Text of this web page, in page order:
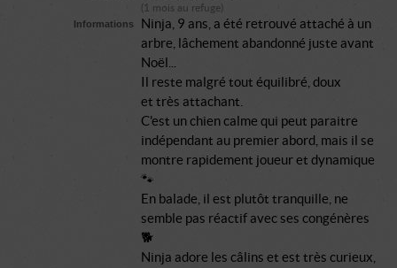
(1 mois au refuge)
Informations
Ninja, 9 ans, a été retrouvé attaché à un
arbre, lâchement abandonné juste avant
Noël...
Il reste malgré tout équilibré, doux
et très attachant.
C'est un chien calme qui peut paraitre
indépendant au premier abord, mais il se
montre rapidement joueur et dynamique
🐾
En balade, il est plutôt tranquille, ne
semble pas réactif avec ses congénères
🐕
Ninja adore les câlins et est très curieux,